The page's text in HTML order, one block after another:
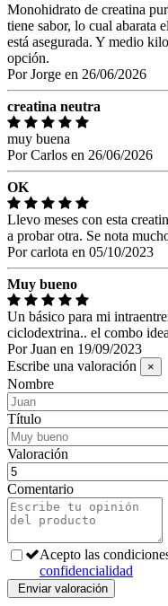
Monohidrato de creatina
tiene sabor, lo cual abarata
está asegurada. Y medio
opción.
PorJorge en 26/06/2026
creatina neutra
muy buena
PorCarlos en 26/06/2026
OK
Llevo meses con esta
a probar otra. Se nota
Porcarlota en 05/10/2023
Muy bueno
Un básico para mi
ciclodextrina.. el combo
PorJuan en 19/09/2023
Escribe una valoración
×
Nombre
Título
Valoración
Comentario
Acepto las
confidencialidad